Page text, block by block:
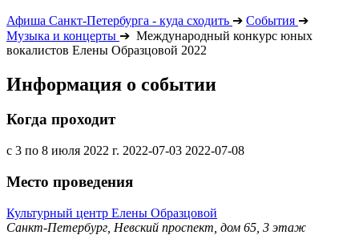
Афиша Санкт-Петербурга - куда сходить ➔ События ➔
Музыка и концерты ➔ Международный конкурс юных
вокалистов Елены Образцовой 2022
Информация о событии
Когда проходит
с 3 по 8 июля 2022 г. 2022-07-03 2022-07-08
Место проведения
Культурный центр Елены Образцовой
Санкт-Петербург, Невский проспект, дом 65, 3 этаж